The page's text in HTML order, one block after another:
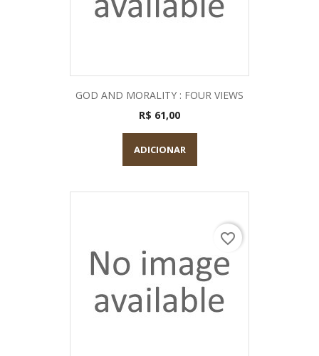
GOD AND MORALITY : FOUR VIEWS
R$ 61,00
ADICIONAR
favorite_border